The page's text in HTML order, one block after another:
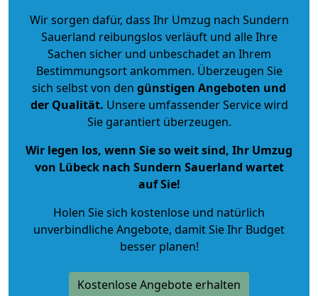
Wir sorgen dafür, dass Ihr Umzug nach Sundern
Sauerland reibungslos verläuft und alle Ihre
Sachen sicher und unbeschadet an Ihrem
Bestimmungsort ankommen. Überzeugen Sie
sich selbst von den günstigen Angeboten und
der Qualität. Unsere umfassender Service wird
Sie garantiert überzeugen.
Wir legen los, wenn Sie so weit sind, Ihr Umzug
von Lübeck nach Sundern Sauerland wartet
auf Sie!
Holen Sie sich kostenlose und natürlich
unverbindliche Angebote, damit Sie Ihr Budget
besser planen!
Kostenlose Angebote erhalten